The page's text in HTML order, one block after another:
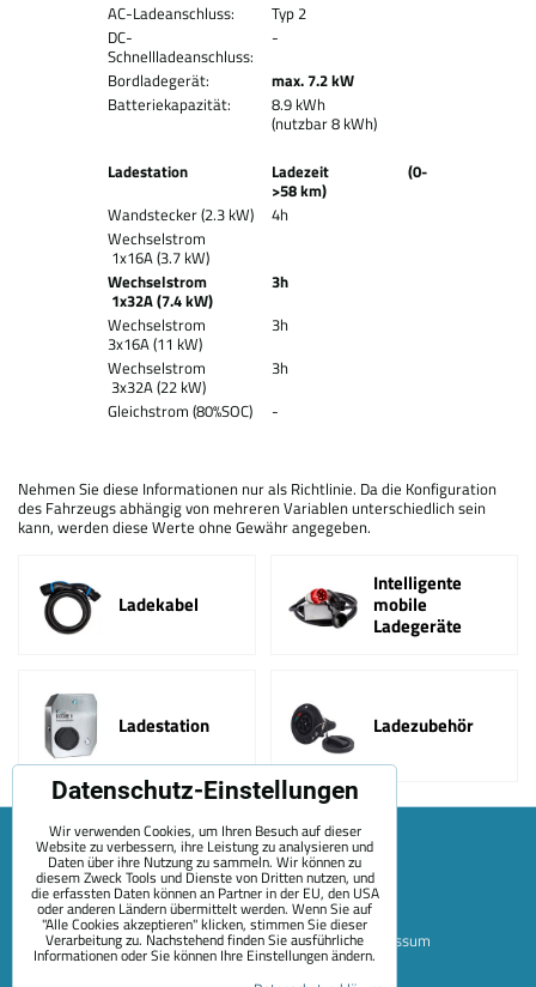
AC-Ladeanschluss:
Typ 2
DC-
Schnellladeanschluss:
-
Bordladegerät:
max. 7.2 kW
Batteriekapazität:
8.9 kWh
(nutzbar 8 kWh)
Ladestation
Ladezeit (0-
>58 km)
Wandstecker (2.3 kW)
4h
Wechselstrom
1x16A (3.7 kW)
Wechselstrom
1x32A (7.4 kW)
3h
Wechselstrom
3x16A (11 kW)
3h
Wechselstrom
3x32A (22 kW)
3h
Gleichstrom (80%SOC)
-
Nehmen Sie diese Informationen nur als Richtlinie. Da die Konfiguration
des Fahrzeugs abhängig von mehreren Variablen unterschiedlich sein
kann, werden diese Werte ohne Gewähr angegeben.
Ladekabel
Intelligente
mobile
Ladegeräte
Ladestation Ladezubehör
Sitemap Allgemeine Geschäftsbedingungen
Impressum
Datenschutz-Einstellungen
Wir verwenden Cookies, um Ihren Besuch auf dieser
Website zu verbessern, ihre Leistung zu analysieren und
Daten über ihre Nutzung zu sammeln. Wir können zu
diesem Zweck Tools und Dienste von Dritten nutzen, und
die erfassten Daten können an Partner in der EU, den USA
oder anderen Ländern übermittelt werden. Wenn Sie auf
"Alle Cookies akzeptieren" klicken, stimmen Sie dieser
Verarbeitung zu. Nachstehend finden Sie ausführliche
Informationen oder Sie können Ihre Einstellungen ändern.